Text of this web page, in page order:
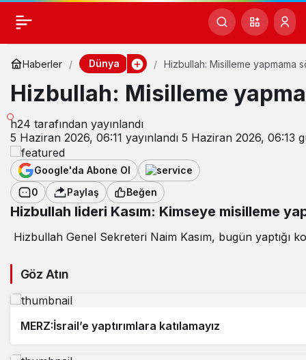
Haberler Dünya Hizbullah: Misilleme yapmama
Hizbullah: Misilleme
h24 tarafından yayınlandı
5 Haziran 2026, 06:11 yayınlandı 5 Haziran 2026, 06:13
Google'da Abone Ol
0
Paylaş Beğen
Hizbullah lideri Kasım: Kimseye misilleme
Hizbullah Genel Sekreteri Naim Kasım, bugün yaptığı
Göz Atın
MERZ:İsrail’e yaptırımlara katılamayız